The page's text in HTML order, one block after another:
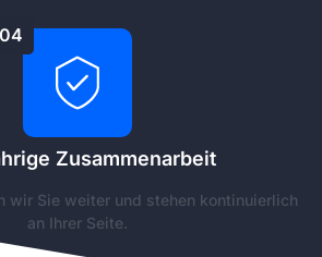
04
Zusammenarbeit
wir Sie weiter und stehen kontinuierlich
an Ihrer Seite.